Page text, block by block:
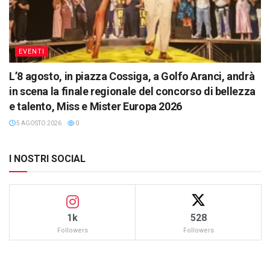
EVENTI
L’8 agosto, in piazza Cossiga, a Golfo Aranci, andrà
in scena la finale regionale del concorso di bellezza
e talento, Miss e Mister Europa 2026
5 AGOSTO 2026 0
I NOSTRI SOCIAL
1k
Followers
528
Followers